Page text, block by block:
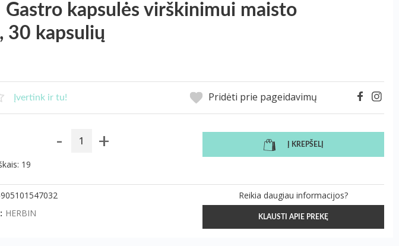
Gastro kapsulės virškinimui maisto
30 kapsulių
Įvertink ir tu! Pridėti prie pageidavimų
- + Į KREPŠELĮ
19
HERBIN
Reikia daugiau informacijos?
KLAUSTI APIE PREKĘ